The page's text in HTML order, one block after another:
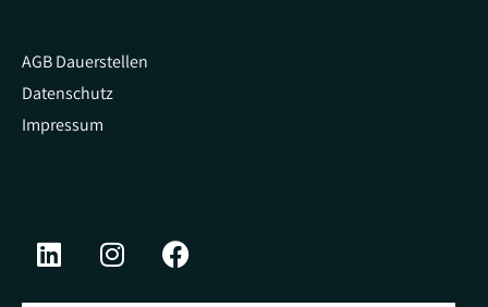
AGB Dauerstellen
Datenschutz
Impressum
L
i
n
I
n
s
F
a
c